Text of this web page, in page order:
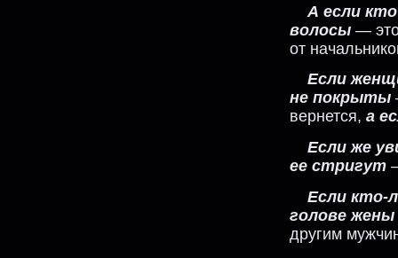
А если
волосы —
от
Если
не покрыты
вернется, а
Если же
ее стригут
Если кто-
голове жены
другим